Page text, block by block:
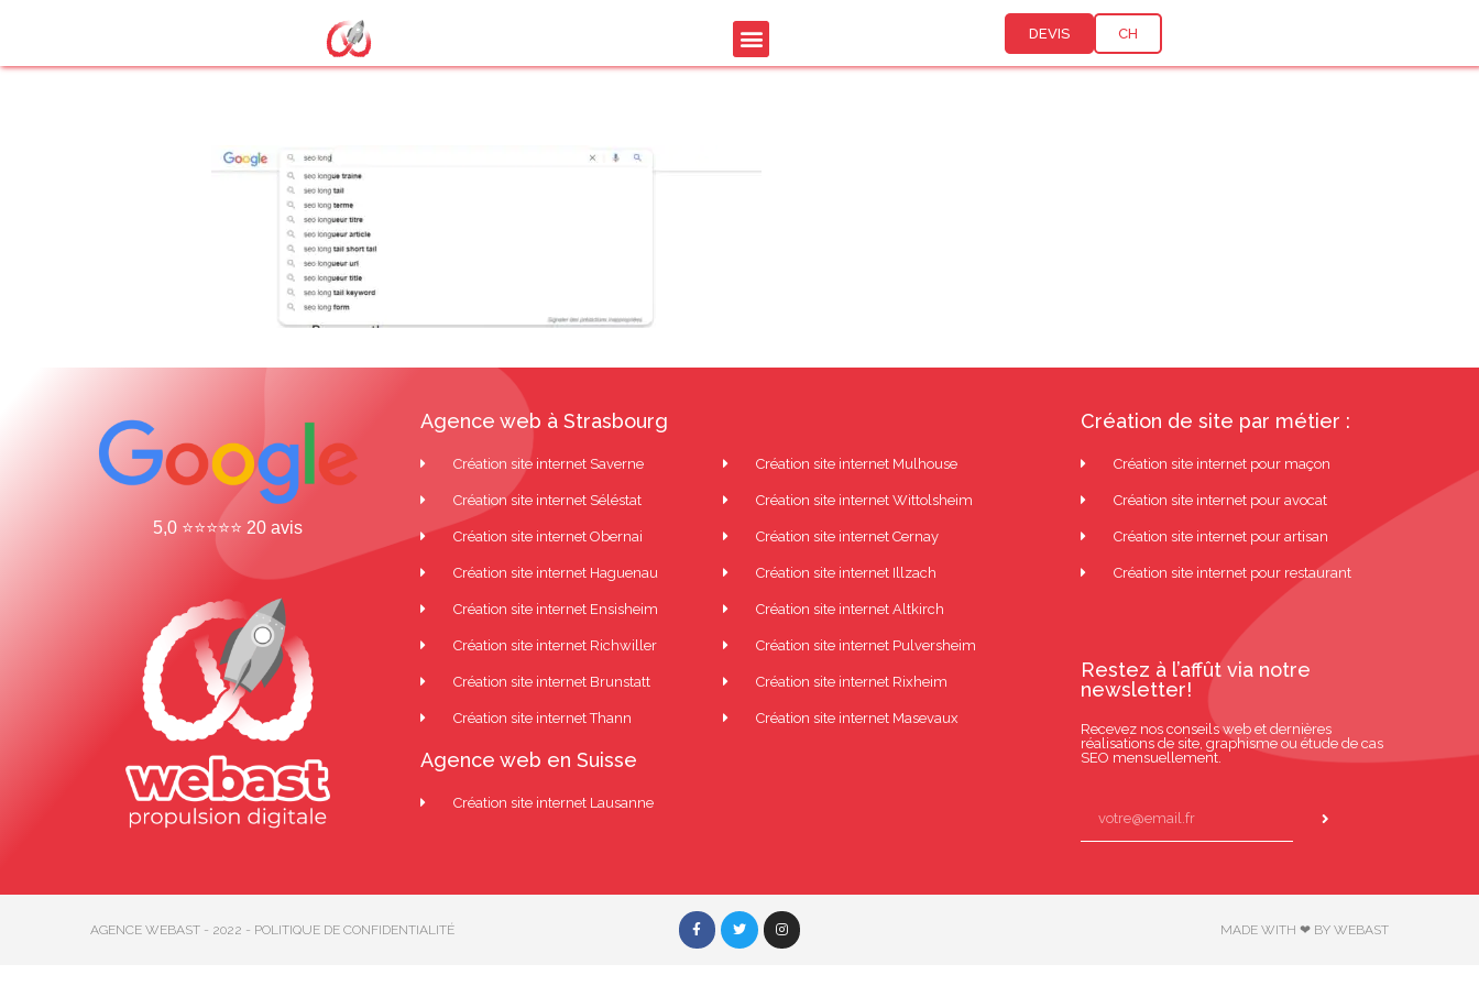
DEVIS CH
5,0 ⭐⭐⭐⭐⭐ 20 avis
Agence web à Strasbourg
Création site internet Saverne
Création site internet Séléstat
Création site internet Obernai
Création site internet Haguenau
Création site internet Ensisheim
Création site internet Richwiller
Création site internet Brunstatt
Création site internet Thann
Création site internet Mulhouse
Création site internet Wittolsheim
Création site internet Cernay
Création site internet Illzach
Création site internet Altkirch
Création site internet Pulversheim
Création site internet Rixheim
Création site internet Masevaux
Agence web en Suisse
Création site internet Lausanne
Création de site par métier :
Création site internet pour maçon
Création site internet pour avocat
Création site internet pour artisan
Création site internet pour restaurant
Restez à l’affût via notre
newsletter!
Recevez nos conseils web et dernières
réalisations de site, graphisme ou étude de cas
SEO mensuellement.
AGENCE WEBAST - 2022 - POLITIQUE DE CONFIDENTIALITÉ MADE WITH ❤ BY WEBAST